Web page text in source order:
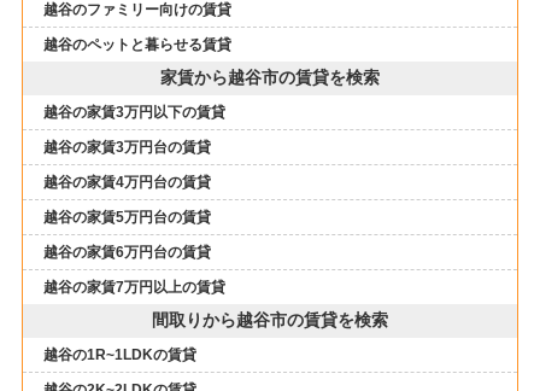
越谷のファミリー向けの賃貸
越谷のペットと暮らせる賃貸
家賃から越谷市の賃貸を検索
越谷の家賃3万円以下の賃貸
越谷の家賃3万円台の賃貸
越谷の家賃4万円台の賃貸
越谷の家賃5万円台の賃貸
越谷の家賃6万円台の賃貸
越谷の家賃7万円以上の賃貸
間取りから越谷市の賃貸を検索
越谷の1R~1LDKの賃貸